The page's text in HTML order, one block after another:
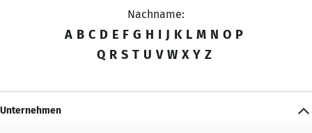
Nachname:
A B C D E F G H I J K L M N O P
Q R S T U V W X Y Z
Unternehmen